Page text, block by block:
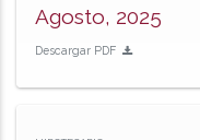
Agosto, 2025
Descargar PDF